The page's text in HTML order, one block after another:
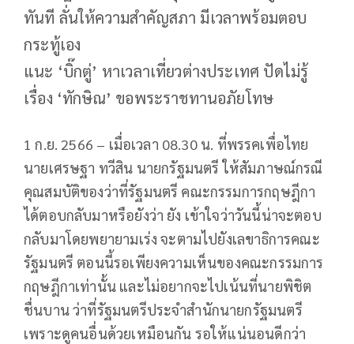
ทันที ลั่นให้ความสำคัญสภา มีเวลาพร้อมตอบ
กระทู้เอง
แนะ ‘บิ๊กตู่’ หาเวลาเที่ยวต่างประเทศ ปัดไม่รู้
เรื่อง ‘ทักษิณ’ ขอพระราชทานอภัยโทษ
1 ก.ย. 2566 – เมื่อเวลา 08.30 น. ที่พรรคเพื่อไทย
นายเศรษฐา ทวีสิน นายกรัฐมนตรี ให้สัมภาษณ์กรณี
คุณสมบัติของว่าที่รัฐมนตรี คณะกรรมการกฤษฎีกา
ได้ตอบกลับมาหรือยังว่า ยัง เข้าใจว่าวันนี้น่าจะตอบ
กลับมาโดยพยายามเร่ง จะตามไปยังเลขาธิการคณะ
รัฐมนตรี ตอนนี้รอเพียงความเห็นของคณะกรรมการ
กฤษฎีกาเท่านั้น และไม่อยากจะไปเน้นที่นายพิชิต
ชื่นบาน ว่าที่รัฐมนตรีประจำสำนักนายกรัฐมนตรี
เพราะดูคนอื่นด้วยเหมือนกัน รอให้แน่นอนดีกว่า